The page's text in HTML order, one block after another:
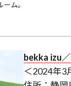
ム。
bekka izu
＜2024年3